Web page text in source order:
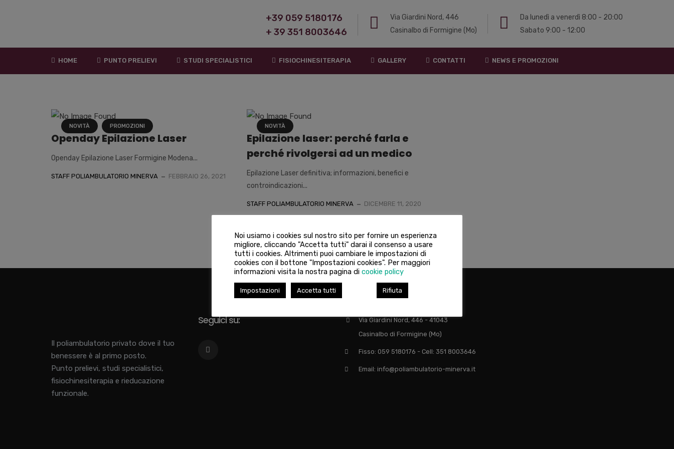
+39 059 5180176
+ 39 351 8003646
Via Giardini Nord, 446
Casinalbo di Formigine (Mo)
Da lunedì a venerdì 8:00 - 20:00
Sabato 9:00 - 12:00
HOME PUNTO PRELIEVI STUDI SPECIALISTICI FISIOCHINESITERAPIA GALLERY CONTATTI NEWS E PROMOZIONI
NOVITÀ PROMOZIONI
Openday Epilazione Laser
Openday Epilazione Laser Formigine Modena...
STAFF POLIAMBULATORIO MINERVA FEBBRAIO 26, 2021
NOVITÀ
Epilazione laser: perché farla e
perché rivolgersi ad un medico
Epilazione Laser definitiva; informazioni, benefici e
controindicazioni...
STAFF POLIAMBULATORIO MINERVA DICEMBRE 11, 2020
Il poliambulatorio privato dove il tuo
benessere è al primo posto.
Punto prelievi, studi specialistici,
fisiochinesiterapia e rieducazione
funzionale.
Seguici su:
Via Giardini Nord, 446 - 41043
Casinalbo di Formigine (Mo)
Fisso: 059 5180176 - Cell: 351 8003646
Email: info@poliambulatorio-minerva.it
Noi usiamo i cookies sul nostro sito per fornire un esperienza
migliore, cliccando "Accetta tutti" darai il consenso a usare
tutti i cookies. Altrimenti puoi cambiare le impostazioni di
cookies con il bottone "Impostazioni cookies". Per maggiori
informazioni visita la nostra pagina di cookie policy
Impostazioni Accetta tutti Rifiuta